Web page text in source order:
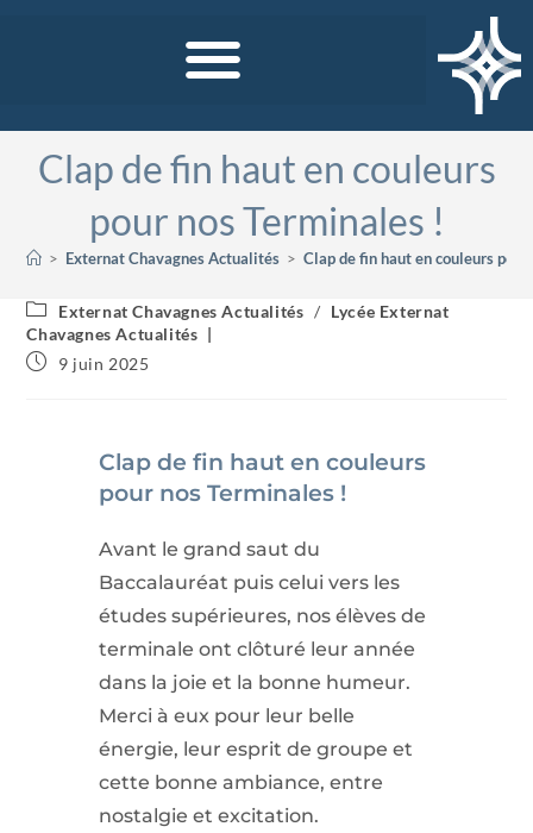
Clap de fin haut en couleurs
pour nos Terminales !
> Externat Chavagnes Actualités > Clap de fin haut en couleurs
Externat Chavagnes Actualités / Lycée Externat
Chavagnes Actualités
9 juin 2025
Clap de fin haut en couleurs
pour nos Terminales !
Avant le grand saut du
Baccalauréat puis celui vers les
études supérieures, nos élèves de
terminale ont clôturé leur année
dans la joie et la bonne humeur.
Merci à eux pour leur belle
énergie, leur esprit de groupe et
cette bonne ambiance, entre
nostalgie et excitation.